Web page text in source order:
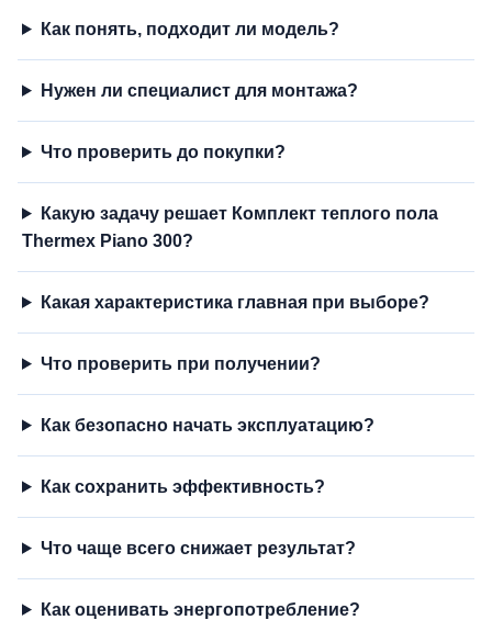
Как понять, подходит ли модель?
Нужен ли специалист для монтажа?
Что проверить до покупки?
Какую задачу решает Комплект теплого пола
Thermex Piano 300?
Какая характеристика главная при выборе?
Что проверить при получении?
Как безопасно начать эксплуатацию?
Как сохранить эффективность?
Что чаще всего снижает результат?
Как оценивать энергопотребление?